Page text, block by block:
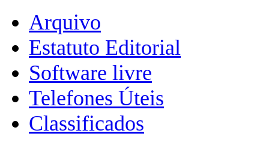
Arquivo
Estatuto Editorial
Software livre
Telefones Úteis
Classificados